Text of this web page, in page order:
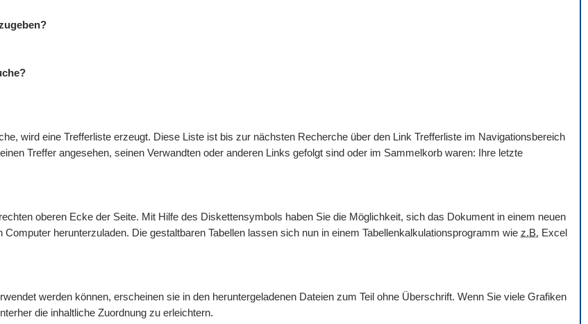
wird eine Trefferliste erzeugt. Diese Liste ist bis zur nächsten Recherche über den Link Trefferliste im Navigationsbereich
Treffer angesehen, seinen Verwandten oder anderen Links gefolgt sind oder im Sammelkorb waren: Ihre letzte
oberen Ecke der Seite. Mit Hilfe des Diskettensymbols haben Sie die Möglichkeit, sich das Dokument in einem neuen
herunterzuladen. Die gestaltbaren Tabellen lassen sich nun in einem Tabellenkalkulationsprogramm wie z.B. Excel
werden können, erscheinen sie in den heruntergeladenen Dateien zum Teil ohne Überschrift. Wenn Sie viele Grafiken
die inhaltliche Zuordnung zu erleichtern.